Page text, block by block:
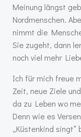
Meinung längst
Nordmenschen.
nimmt die
Sie zugeht, dann
noch viel mehr
Ich für mich freue
Zeit, neue Ziele
da zu Leben wo
Denn wie es
„Küstenkind